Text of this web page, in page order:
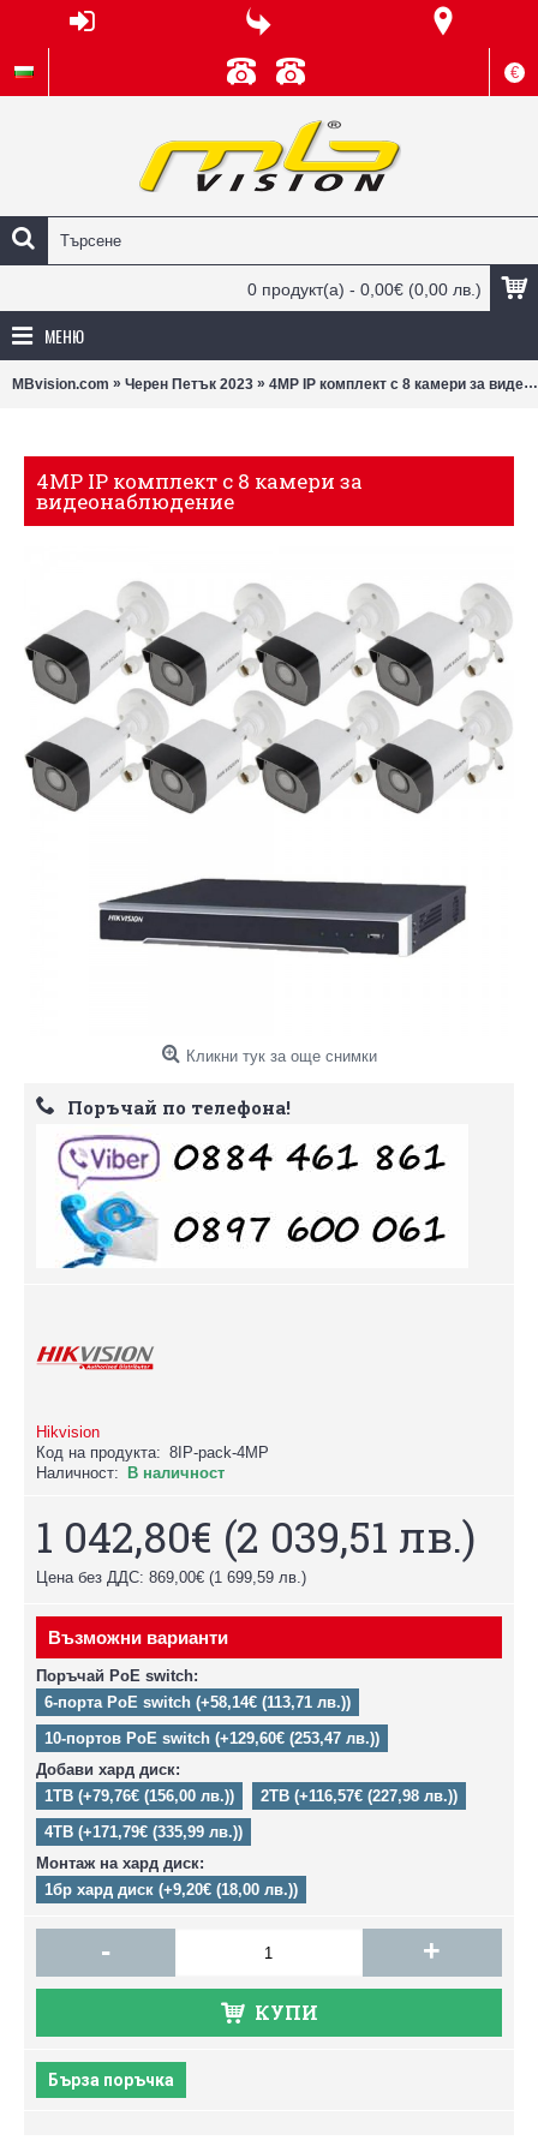
€
0 продукт(а) - 0,00€ (0,00 лв.)
МЕНЮ
MBvision.com » Черен Петък 2023 » 4MP IP комплект с 8 камери за видеонаблюдение
4MP IP комплект с 8 камери за
видеонаблюдение
Кликни тук за още снимки
Поръчай по телефона!
Hikvision
Код на продукта: 8IP-pack-4MP
Наличност:
В наличност
1 042,80€ (2 039,51 лв.)
Цена без ДДС: 869,00€ (1 699,59 лв.)
Възможни варианти
Поръчай PoE switch:
6-порта PoE switch (+58,14€ (113,71 лв.))
10-портов PoE switch (+129,60€ (253,47 лв.))
Добави хард диск:
1TB (+79,76€ (156,00 лв.))
2TB (+116,57€ (227,98 лв.))
4TB (+171,79€ (335,99 лв.))
Монтаж на хард диск:
1бр хард диск (+9,20€ (18,00 лв.))
- +
КУПИ
Бърза поръчка